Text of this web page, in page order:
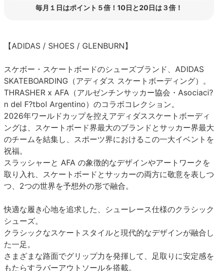
毎月１日はポイント５倍！10日と20日は３倍！
【ADIDAS / SHOES / GLENBURN】
スケボー・スケートボードのシューズブランド、ADIDAS
SKATEBOARDING（アディダス スケートボーディング）。
THRASHER x AFA（アルゼンチンサッカー協会・Asociaci?
n del F?tbol Argentino）のコラボコレクション。
2026年ワールドカップを控えアディダススケートボーディ
ングは、スケートボード界最大のブランドとサッカー界最大
のチームを結集し、スポーツ界におけるこの一大イベントを
祝福。
スラッシャーと AFA の象徴的なデザインやアートワークを
取り入れ、スケートボードとサッカーの両方に敬意を表しつ
つ、2つの世界を予想外の形で融合。
快適な履き心地を追求した、シューレース仕様のクラシック
シューズ。
クラシックなスケートスタイルと現代的なデザインが融合し
た一足。
さまざまな路面でグリップ力を発揮して、足取りに安定感を
もたらすラバーアウトソールを搭載。